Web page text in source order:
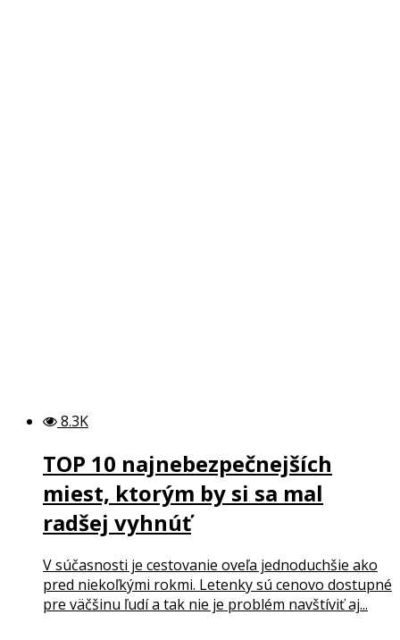
8.3K
TOP 10 najnebezpečnejších
miest, ktorým by si sa mal
radšej vyhnúť
V súčasnosti je cestovanie oveľa jednoduchšie ako
pred niekoľkými rokmi. Letenky sú cenovo dostupné
pre väčšinu ľudí a tak nie je problém navštíviť aj...